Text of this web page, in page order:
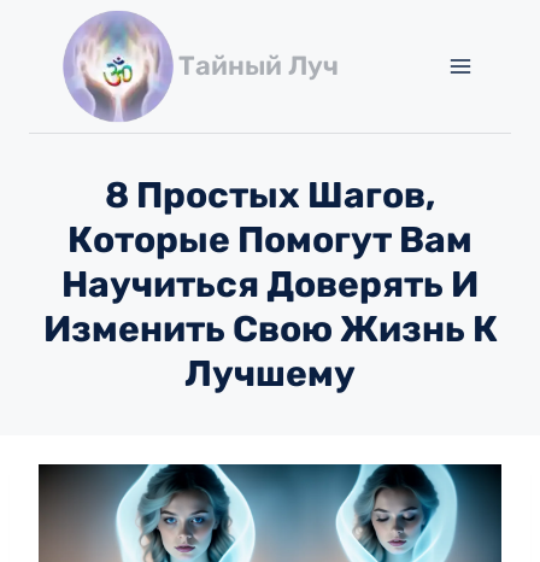
содержимому
Тайный Луч
8 Простых Шагов,
Которые Помогут Вам
Научиться Доверять И
Изменить Свою Жизнь К
Лучшему